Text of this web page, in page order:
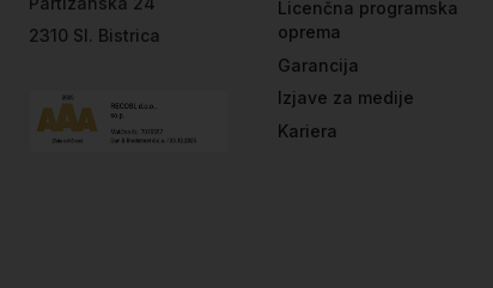
2310 Sl. Bistrica
Licenčna programska
oprema
Garancija
Izjave za medije
Kariera